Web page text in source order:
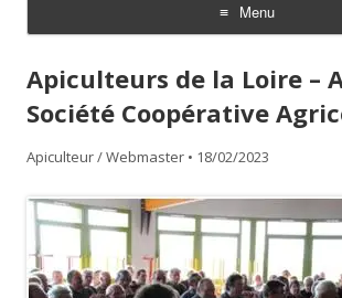
Menu
Aller
contenu
Apiculteurs de la Loire –
Société Coopérative
Apiculteur / Webmaster • 18/02/2023